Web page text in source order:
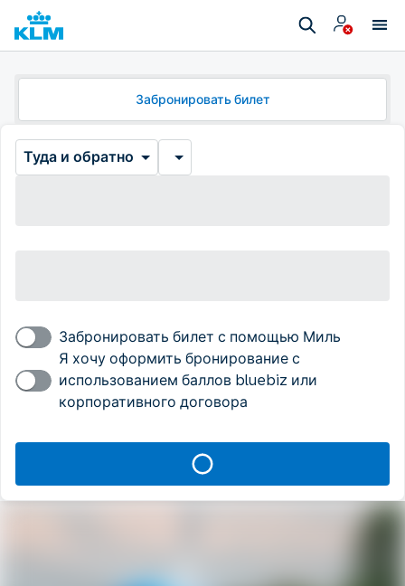
Забронировать билет
Туда и обратно
Забронировать билет с помощью Миль
Я хочу оформить бронирование с
использованием баллов bluebiz или
корпоративного договора